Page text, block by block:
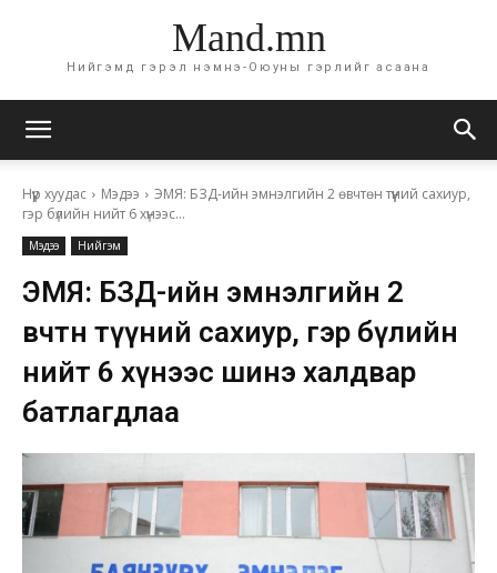
Mand.mn
Нийгэмд гэрэл нэмнэ-Оюуны гэрлийг асаана
Нүүр хуудас Мэдээ
ЭМЯ: БЗД-ийн эмнэлгийн 2 өвчтөн түүний сахиур,
гэр бүлийн нийт 6 хүнээс...
Мэдээ Нийгэм
ЭМЯ: БЗД-ийн эмнэлгийн 2
өвчтөн түүний сахиур, гэр бүлийн
нийт 6 хүнээс шинэ халдвар
батлагдлаа